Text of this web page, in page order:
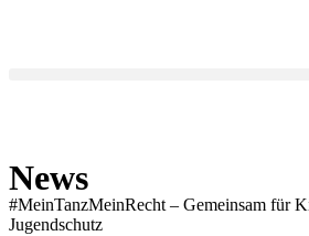
News
#MeinTanzMeinRecht – Gemeinsam für
Jugendschutz